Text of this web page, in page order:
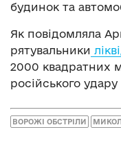
будинок та
Як повідомляла
рятувальники
2000 квадратних
російського
ВОРОЖІ ОБСТРІЛИ